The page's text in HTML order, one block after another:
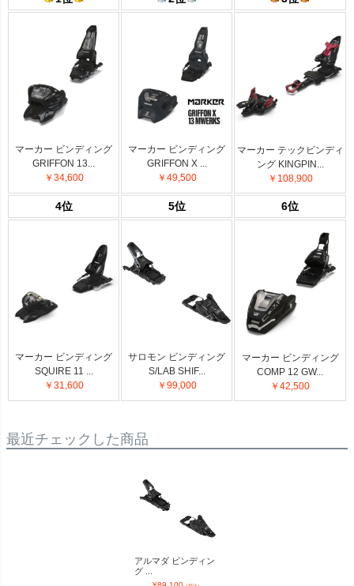
マーカー ビンディング
GRIFFON 13...
￥34,600
マーカー ビンディング
GRIFFON X ...
￥49,500
マーカー テックビンディ
ング KINGPIN...
￥108,900
4位 5位 6位
マーカー ビンディング
SQUIRE 11 ...
￥31,600
サロモン ビンディング
S/LAB SHIF...
￥99,000
マーカー ビンディング
COMP 12 GW...
￥42,500
最近チェックした商品
アルマダ ビンディン
グ ...